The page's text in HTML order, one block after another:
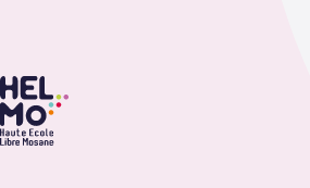
HELMo